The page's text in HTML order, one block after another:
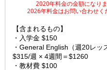
2020年料金の金額になりま
2026年料金はお問い合わせく
【含まれるもの】
・入学金 $150
・General English（週20レッ
$315/週 × 4週間＝$1260
・教材費 $100